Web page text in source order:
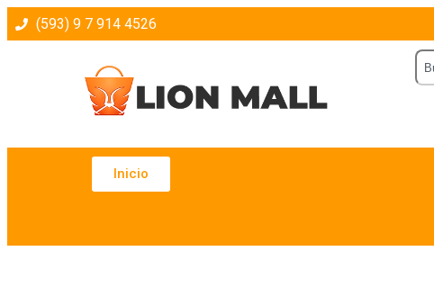
(593) 9 7 914 4526
Inicio